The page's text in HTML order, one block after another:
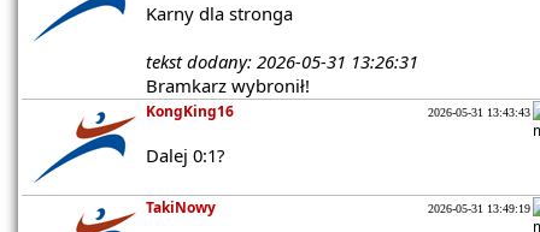
Karny dla stronga
tekst dodany: 2026-05-31 13:26:31
Bramkarz wybronił!
KongKing16 2026-05-31 13:43:43
Dalej 0:1?
TakiNowy 2026-05-31 13:49:19